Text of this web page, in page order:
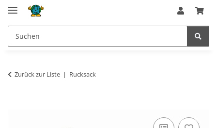
Zurück zur Liste Rucksack